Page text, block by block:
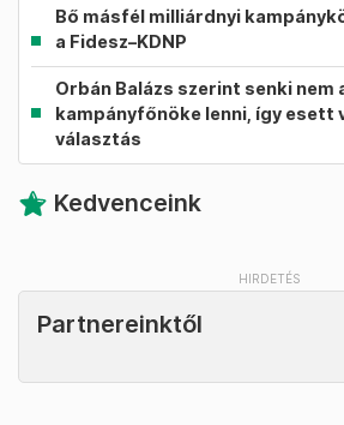
Bő másfél milliárdnyi
a Fidesz–KDNP
Orbán Balázs szerint senki nem
kampányfőnöke lenni, így esett
választás
Kedvenceink
Partnereinktől